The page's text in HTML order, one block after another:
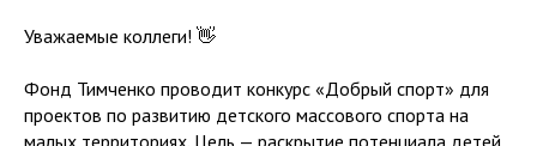
Уважаемые коллеги! 👋
Фонд Тимченко проводит конкурс «Добрый спорт» для
проектов по развитию детского массового спорта на
малых территориях. Цель — раскрытие потенциала детей